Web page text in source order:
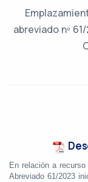
abreviado nº
En relación a
Abreviado 61/2023